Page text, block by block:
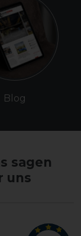
Blog
sagen
uns